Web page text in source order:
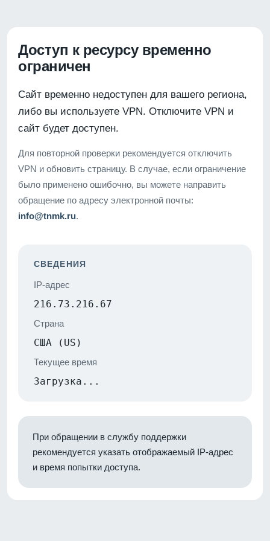
Доступ к ресурсу временно
ограничен
Сайт временно недоступен для вашего региона,
либо вы используете VPN. Отключите VPN и
сайт будет доступен.
Для повторной проверки рекомендуется отключить
VPN и обновить страницу. В случае, если ограничение
было применено ошибочно, вы можете направить
обращение по адресу электронной почты:
info@tnmk.ru.
СВЕДЕНИЯ
IP-адрес
216.73.216.67
Страна
США (US)
Текущее время
Загрузка...
При обращении в службу поддержки
рекомендуется указать отображаемый IP-адрес
и время попытки доступа.